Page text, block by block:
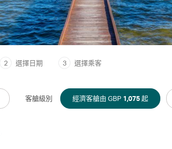
2 選擇日期 3 選擇乘客
客艙級別 經濟客艙由 GBP 1,075起